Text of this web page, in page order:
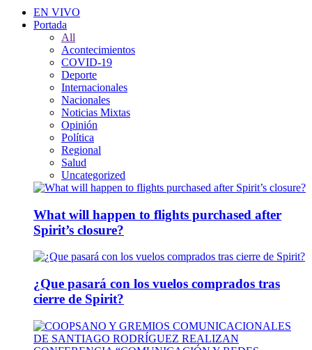
EN VIVO
Portada
All
Acontecimientos
COVID-19
Deporte
Internacionales
Nacionales
Noticias Mixtas
Opinión
Política
Regional
Salud
Uncategorized
What will happen to flights purchased after
Spirit’s closure?
¿Que pasará con los vuelos comprados tras
cierre de Spirit?